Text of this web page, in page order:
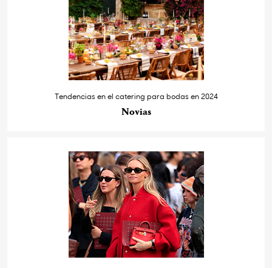
Tendencias en el catering para bodas en 2024
Novias